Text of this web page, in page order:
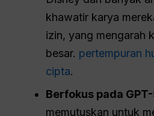
khawatir karya
izin, yang mengarah
besar. pertempuran
cipta.
Berfokus pada
memutuskan untuk